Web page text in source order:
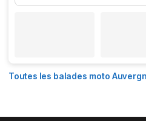
Toutes les balades moto